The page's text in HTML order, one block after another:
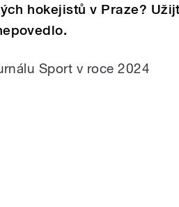
hokejistů v Praze?
Sport v roce 2024